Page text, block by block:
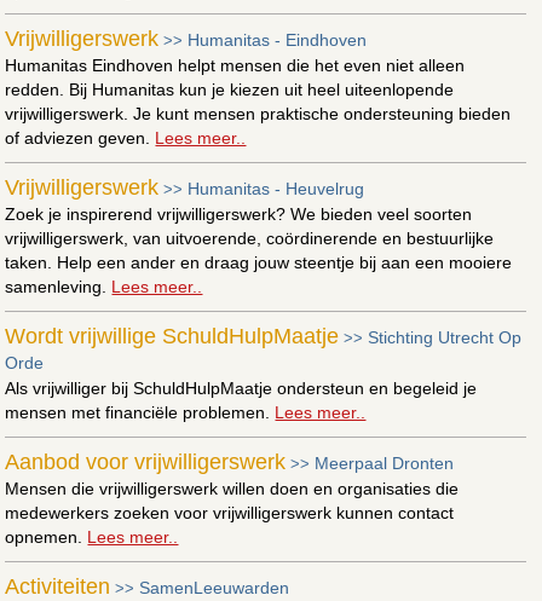
Vrijwilligerswerk >> Humanitas - Eindhoven
Humanitas Eindhoven helpt mensen die het even niet alleen
redden. Bij Humanitas kun je kiezen uit heel uiteenlopende
vrijwilligerswerk. Je kunt mensen praktische ondersteuning bieden
of adviezen geven. Lees meer..
Vrijwilligerswerk >> Humanitas - Heuvelrug
Zoek je inspirerend vrijwilligerswerk? We bieden veel soorten
vrijwilligerswerk, van uitvoerende, coördinerende en bestuurlijke
taken. Help een ander en draag jouw steentje bij aan een mooiere
samenleving. Lees meer..
Wordt vrijwillige SchuldHulpMaatje >> Stichting Utrecht Op
Orde
Als vrijwilliger bij SchuldHulpMaatje ondersteun en begeleid je
mensen met financiële problemen. Lees meer..
Aanbod voor vrijwilligerswerk >> Meerpaal Dronten
Mensen die vrijwilligerswerk willen doen en organisaties die
medewerkers zoeken voor vrijwilligerswerk kunnen contact
opnemen. Lees meer..
Activiteiten >> SamenLeeuwarden